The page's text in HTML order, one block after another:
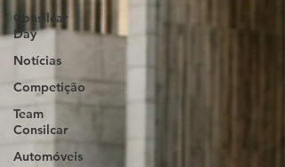
Consilcar
Day
Notícias
Competição
Team
Consilcar
Automóveis